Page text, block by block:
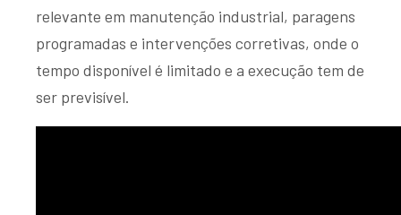
relevante em manutenção industrial, paragens
programadas e intervenções corretivas, onde o
tempo disponível é limitado e a execução tem de
ser previsível.